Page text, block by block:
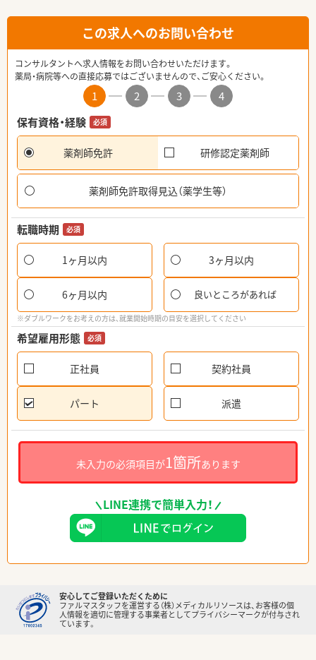
この求人へのお問い合わせ
コンサルタントへ求人情報をお問い合わせいただけます。
薬局・病院等への直接応募ではございませんので、ご安心ください。
1 2 3
4
保有資格・経験
必須
薬剤師免許 研修認定薬剤師
薬剤師免許取得見込（薬学生等）
転職時期 必須
1ヶ月以内 3ヶ月以内
6ヶ月以内 良いところがあれば
※ダブルワークをお考えの方は、就業開始時期の目安を選択してください
希望雇用形態 必須
正社員 契約社員
パート 派遣
未入力の必須項目が1箇所あります
LINE連携で簡単入力！
安心してご登録いただくために
ファルマスタッフを運営する（株）メディカルリソースは、お客様の個
人情報を適切に管理する事業者としてプライバシーマークが付与され
ています。